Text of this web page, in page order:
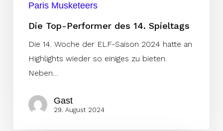
Paris Musketeers
Die Top-Performer des 14. Spieltags
Die 14. Woche der ELF-Saison 2024 hatte an
Highlights wieder so einiges zu bieten.
Neben…
Gast
29. August 2024